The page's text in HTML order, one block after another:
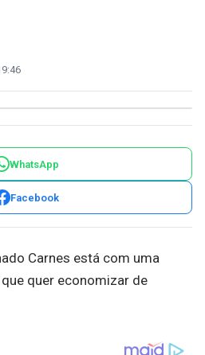
WhatsApp
Facebook
Carnes está com uma
quer economizar de